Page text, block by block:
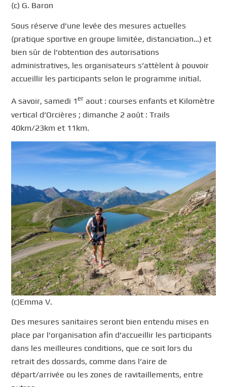
(c) G. Baron
Sous réserve d’une levée des mesures actuelles
(pratique sportive en groupe limitée, distanciation…) et
bien sûr de l’obtention des autorisations
administratives, les organisateurs s’attèlent à pouvoir
accueillir les participants selon le programme initial.
A savoir, samedi 1er aout : courses enfants et Kilomètre
vertical d’Orcières ; dimanche 2 août : Trails
40km/23km et 11km.
(c)Emma V.
Des mesures sanitaires seront bien entendu mises en
place par l’organisation afin d’accueillir les participants
dans les meilleures conditions, que ce soit lors du
retrait des dossards, comme dans l’aire de
départ/arrivée ou les zones de ravitaillements, entre